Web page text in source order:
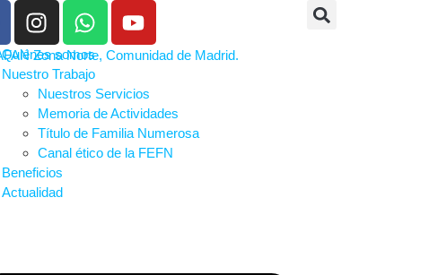
Quiénes somos
Nuestro Trabajo
Nuestros Servicios
Memoria de Actividades
Título de Familia Numerosa
Canal ético de la FEFN
Beneficios
Actualidad